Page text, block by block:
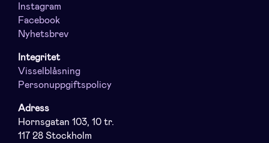
Instagram
Facebook
Nyhetsbrev
Integritet
Visselblåsning
Personuppgiftspolicy
Adress
Hornsgatan 103, 10 tr.
117 28 Stockholm